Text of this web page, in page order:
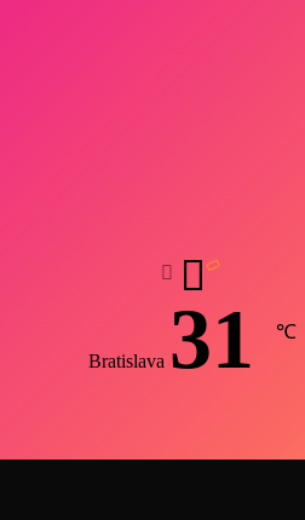
Bratislava 31 ℃